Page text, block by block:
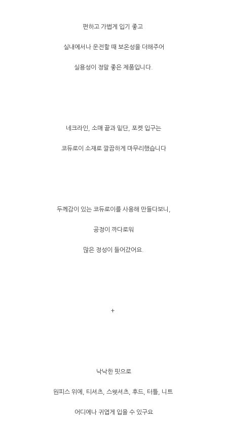
편하고 가볍게 입기 좋고
실내에서나 운전할 때 보온성을 더해주어
실용성이 정말 좋은 제품입니다.
네크라인, 소매 끝과 밑단, 포켓 입구는
코듀로이 소재로 깔끔하게 마무리했습니다
두께감이 있는 코듀로이를 사용해 만들다보니,
공정이 까다로워
많은 정성이 들어갔어요.
+
낙낙한 핏으로
원피스 위에, 티셔츠, 스웻셔츠, 후드, 터틀, 니트
어디에나 귀엽게 입을 수 있구요